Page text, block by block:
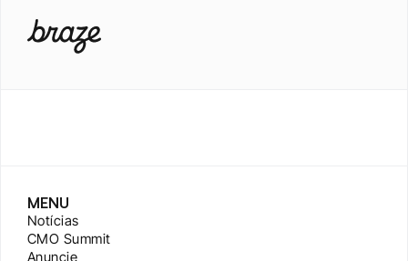
MENU
Notícias
CMO Summit
Anuncie